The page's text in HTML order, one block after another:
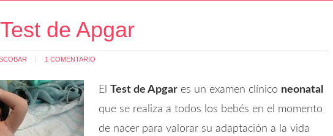
de Apgar
1 COMENTARIO
El Test de Apgar es un examen clínico neonatal
que se realiza a todos los bebés en el momento
de nacer para valorar su adaptación a la vida